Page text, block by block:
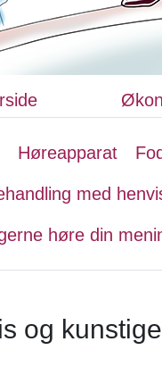
Høreapparat
med
høre din
og